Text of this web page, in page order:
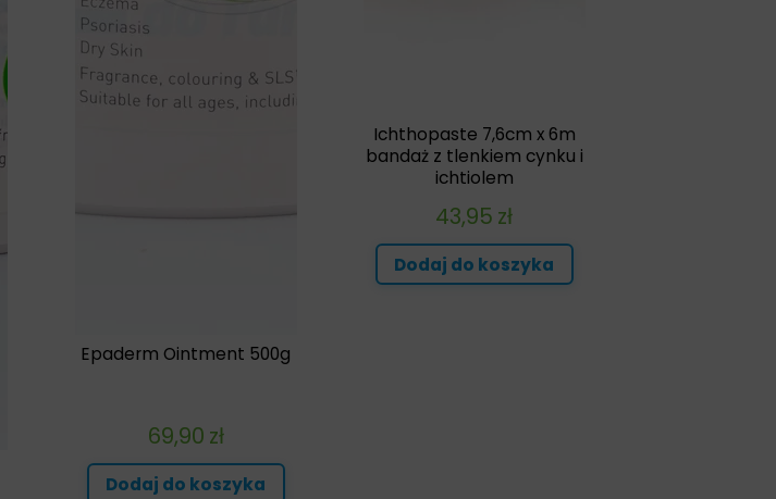
Epaderm Ointment 500g
69,90 zł
Dodaj do koszyka
Ichthopaste 7,6cm x 6m
bandaż z tlenkiem cynku i
ichtiolem
43,95 zł
Dodaj do koszyka